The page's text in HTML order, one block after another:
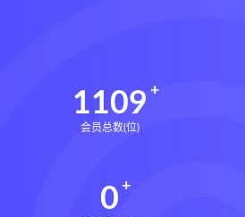
1109
会员总数(位)
0